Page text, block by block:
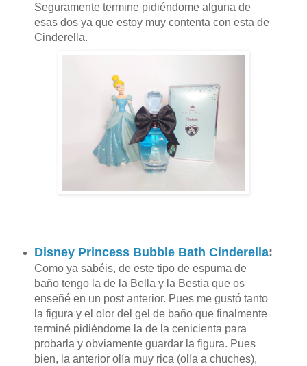
Seguramente termine pidiéndome alguna de
esas dos ya que estoy muy contenta con esta de
Cinderella.
Disney Princess Bubble Bath Cinderella:
Como ya sabéis, de este tipo de espuma de
baño tengo la de la Bella y la Bestia que os
enseñé en un post anterior. Pues me gustó tanto
la figura y el olor del gel de baño que finalmente
terminé pidiéndome la de la cenicienta para
probarla y obviamente guardar la figura. Pues
bien, la anterior olía muy rica (olía a chuches),